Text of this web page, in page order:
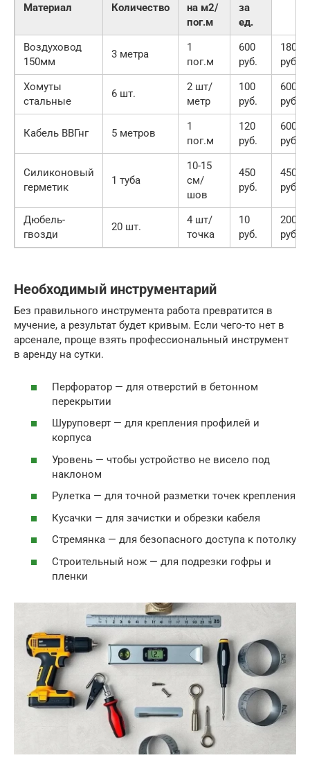
Материал Количество
на м2/
пог.м
за
ед.
Воздуховод
150мм
3 метра
1
пог.м
600
руб.
1800
руб.
Хомуты
стальные
6 шт.
2 шт/
метр
100
руб.
600
руб.
Кабель ВВГнг 5 метров
1
пог.м
120
руб.
600
руб.
Силиконовый
герметик
1 туба
10-15
см/
шов
450
руб.
450
руб.
Дюбель-
гвозди
20 шт.
4 шт/
точка
10
руб.
200
руб.
Необходимый инструментарий
Без правильного инструмента работа превратится в
мучение, а результат будет кривым. Если чего-то нет в
арсенале, проще взять профессиональный инструмент
в аренду на сутки.
Перфоратор — для отверстий в бетонном
перекрытии
Шуруповерт — для крепления профилей и
корпуса
Уровень — чтобы устройство не висело под
наклоном
Рулетка — для точной разметки точек крепления
Кусачки — для зачистки и обрезки кабеля
Стремянка — для безопасного доступа к потолку
Строительный нож — для подрезки гофры и
пленки